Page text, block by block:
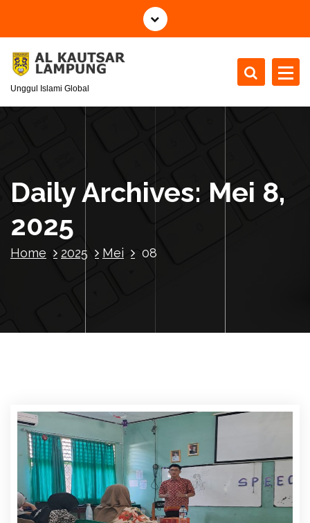
i
c
Unggul Islami Global
Daily Archives: Mei 8,
2025
Home 2025 Mei 08